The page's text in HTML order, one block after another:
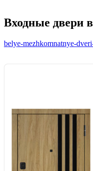
Входные двери
belye-mezhkomnatnye-